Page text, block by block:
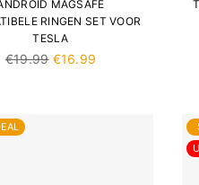
MAGSAFE
RINGEN SET VOOR
TESLA
Normale
€19.99 €16.99